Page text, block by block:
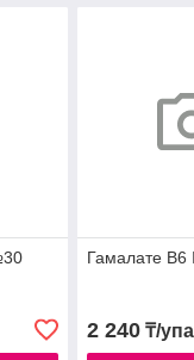
Гамалате
2 240₸/